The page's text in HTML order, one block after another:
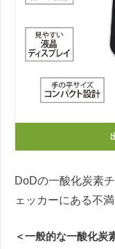
DoDの一酸化炭素
ェッカーにある不
＜一般的な一酸化炭